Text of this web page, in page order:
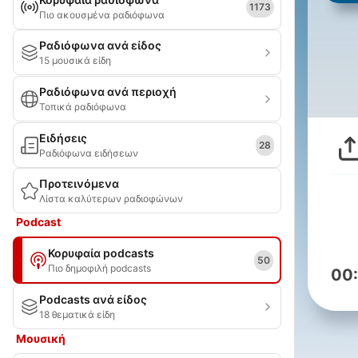
Πιο ακουσμένα ραδιόφωνα
1173
Ραδιόφωνα ανά είδος
15 μουσικά είδη
Ραδιόφωνα ανά περιοχή
Τοπικά ραδιόφωνα
Ειδήσεις
Ραδιόφωνα ειδήσεων
28
Προτεινόμενα
Λίστα καλύτερων ραδιοφώνων
Podcast
Κορυφαία podcasts
Πιο δημοφιλή podcasts
50
Podcasts ανά είδος
18 θεματικά είδη
Μουσική